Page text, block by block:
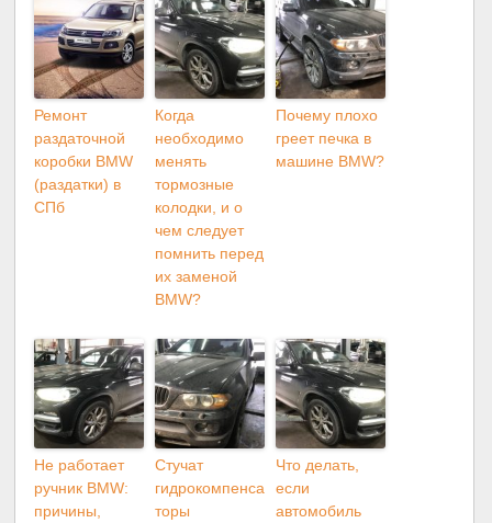
Ремонт
раздаточной
коробки BMW
(раздатки) в
СПб
Когда
необходимо
менять
тормозные
колодки, и o
чем следует
помнить перед
их заменой
BMW?
Почему плохо
греет печка в
машине BMW?
Не работает
ручник BMW:
причины,
Стучат
гидрокомпенса
торы
Что делать,
если
автомобиль